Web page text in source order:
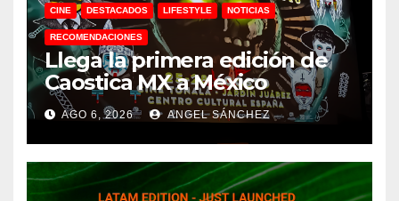
CINE DESTACADOS LIFESTYLE NOTICIAS
RECOMENDACIONES
Llega la primera edición de
Caostica MX a México
AGO 6, 2026 ANGEL SÁNCHEZ